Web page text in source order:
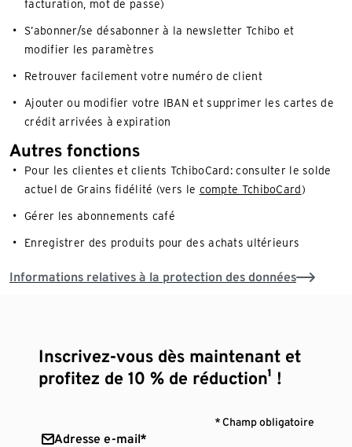
facturation, mot de passe)
S’abonner/se désabonner à la newsletter Tchibo et
modifier les paramètres
Retrouver facilement votre numéro de client
Ajouter ou modifier votre IBAN et supprimer les cartes de
crédit arrivées à expiration
Autres fonctions
Pour les clientes et clients TchiboCard: consulter le solde
actuel de Grains fidélité (vers le compte TchiboCard)
Gérer les abonnements café
Enregistrer des produits pour des achats ultérieurs
Informations relatives à la protection des données
Inscrivez-vous dès maintenant et
profitez de 10 % de réduction¹ !
* Champ obligatoire
Adresse e-mail*